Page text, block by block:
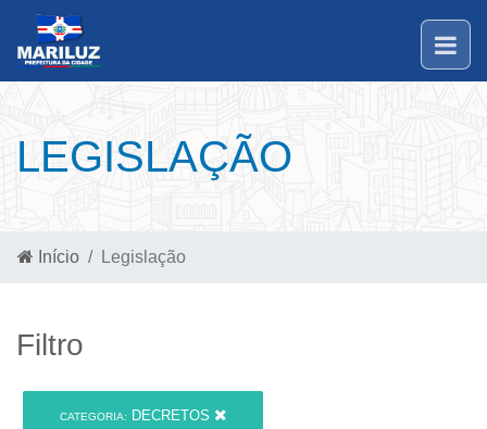
LEGISLAÇÃO
Início Legislação
Filtro
CATEGORIA: DECRETOS